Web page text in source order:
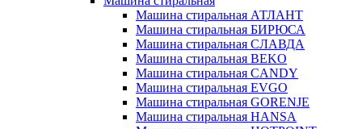
Машина стиральная АТЛАНТ
Машина стиральная БИРЮСА
Машина стиральная СЛАВДА
Машина стиральная BEKO
Машина стиральная CANDY
Машина стиральная EVGO
Машина стиральная GORENJE
Машина стиральная HANSA